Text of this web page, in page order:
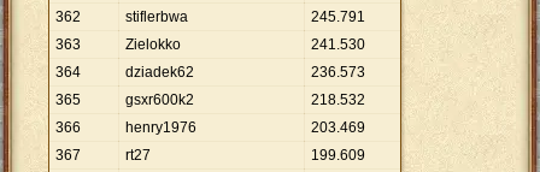
362
stiflerbwa 245.791
363
Zielokko 241.530
364
dziadek62 236.573
365
gsxr600k2 218.532
366
henry1976 203.469
367
rt27 199.609